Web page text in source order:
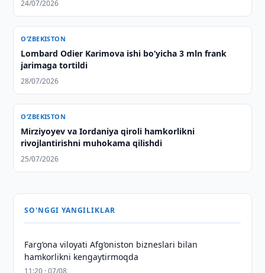
24/07/2026
O‘ZBEKISTON
Lombard Odier Karimova ishi bo‘yicha 3 mln frank
jarimaga tortildi
28/07/2026
O‘ZBEKISTON
Mirziyoyev va Iordaniya qiroli hamkorlikni
rivojlantirishni muhokama qilishdi
25/07/2026
SO'NGGI YANGILIKLAR
Farg‘ona viloyati Afg‘oniston bizneslari bilan
hamkorlikni kengaytirmoqda
11:20 · 07/08